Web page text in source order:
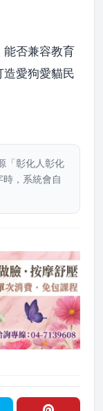
能否兼容教育
愛狗愛貓民
「彰化人彰化
時，系統會自